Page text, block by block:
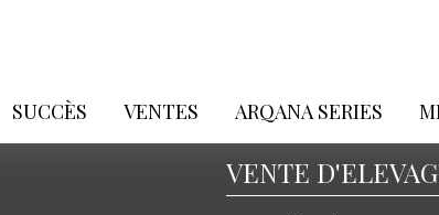
SUCCÈS VENTES ARQANA SERIES
VENTE